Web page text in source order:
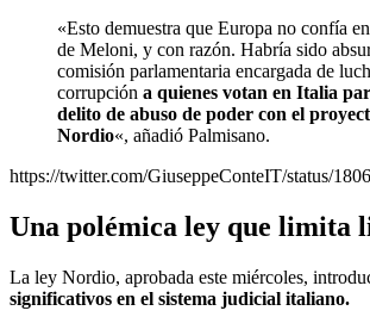
«Esto demuestra que Europa no confía
de Meloni, y con razón. Habría sido
comisión parlamentaria encargada de
corrupción a quienes votan en Italia
delito de abuso de poder con el
Nordio«, añadió Palmisano.
https://twitter.com/GiuseppeConteIT/status/
Una polémica ley que limita
La ley Nordio, aprobada este miércoles,
significativos en el sistema judicial italiano.